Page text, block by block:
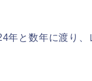
年と数年に渡り、